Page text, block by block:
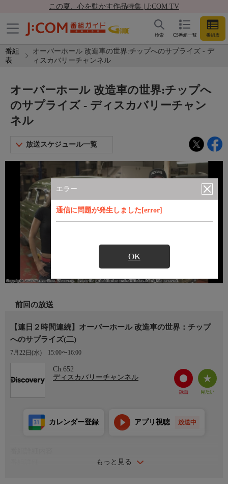
この夏、心を動かす作品特集 | J:COM TV
CS番組一覧 番組表
検索
番組
表
オーバーホール 改造車の世界:チップへのサプライズ - デ
ィスカバリーチャンネル
エラー
通信に問題が発生しました[error]
OK
オーバーホール 改造車の世界:チップへ
のサプライズ - ディスカバリーチャン
ネル
放送スケジュール一覧
前回の放送
【連日２時間連続】オーバーホール 改造車の世界：チップ
へのサプライズ(二)
7月22日(水) 15:00〜16:00
Ch.652
ディスカバリーチャンネル
もっと見る
カレンダー登録 アプリ視聴 放送中